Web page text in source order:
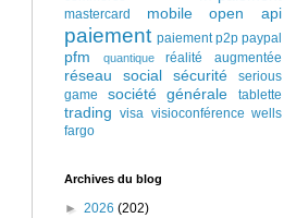
mastercard mobile open api
paiement paiement p2p paypal
pfm quantique réalité augmentée
réseau social sécurité
serious
game
société générale tablette
trading visa visioconférence wells
fargo
Archives du blog
► 2026 (202)